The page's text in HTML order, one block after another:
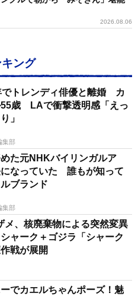
2026.08.06
ング
でトレンディ俳優と離婚 カ
55歳 LAで衝撃透明感「えっ
」
集部
た元NHKバイリンガルア
なっていた 誰もが知って
ブランド
集部
メ、核廃棄物による突然変異
ャーク＋ゴジラ「シャーク
戦が展開
でカエルちゃんポーズ！魅